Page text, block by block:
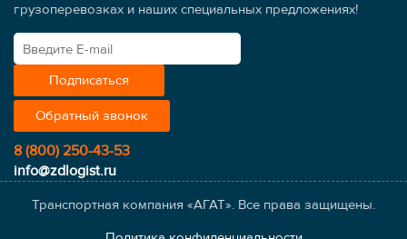
грузоперевозках и наших специальных предложениях!
Обратный звонок
8 (800) 250-43-53
info@zdlogist.ru
Транспортная компания «АГАТ». Все права защищены.